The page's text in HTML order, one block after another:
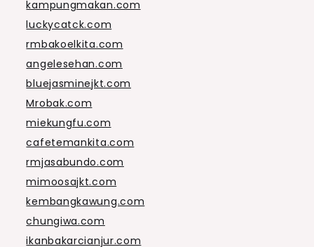
kampungmakan.com
luckycatck.com
rmbakoelkita.com
angelesehan.com
bluejasminejkt.com
Mrobak.com
miekungfu.com
cafetemankita.com
rmjasabundo.com
mimoosajkt.com
kembangkawung.com
chungiwa.com
ikanbakarcianjur.com